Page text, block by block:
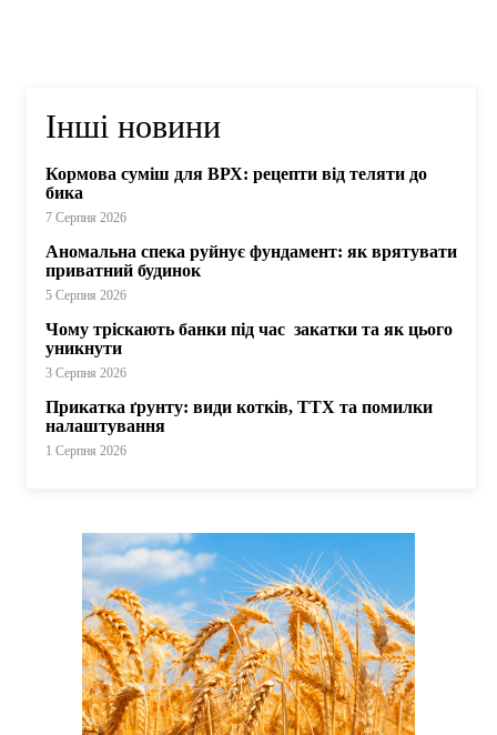
Інші новини
Кормова суміш для ВРХ: рецепти від теляти до
бика
7 Серпня 2026
Аномальна спека руйнує фундамент: як врятувати
приватний будинок
5 Серпня 2026
Чому тріскають банки під час закатки та як цього
уникнути
3 Серпня 2026
Прикатка ґрунту: види котків, ТТХ та помилки
налаштування
1 Серпня 2026